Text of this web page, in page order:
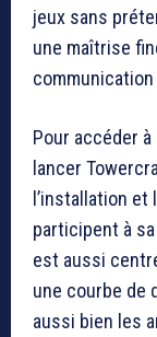
jeux sans
une maîtrise
Pour accéder
lancer
l’installation
participent à
est aussi
une courbe de
aussi bien les